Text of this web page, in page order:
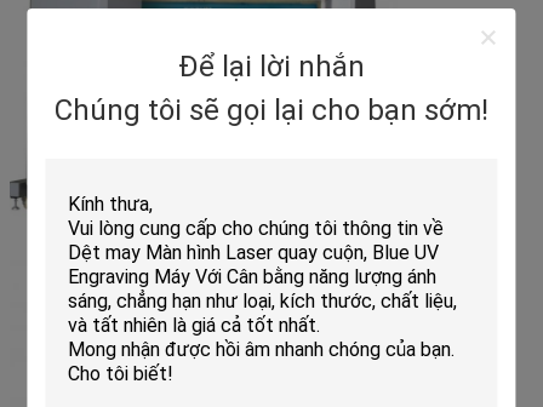
Để lại lời nhắn
Chúng tôi sẽ gọi lại cho bạn sớm!